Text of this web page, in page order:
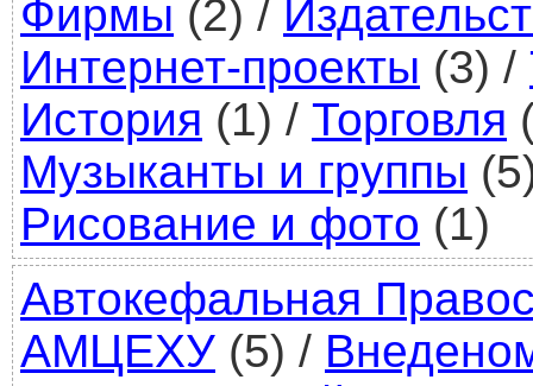
Фирмы (2) /
Интернет-проекты (3) /
История (1) / Торговля
Музыканты и группы
Рисование и фото (1)
Автокефальная
АМЦЕХУ (5) /